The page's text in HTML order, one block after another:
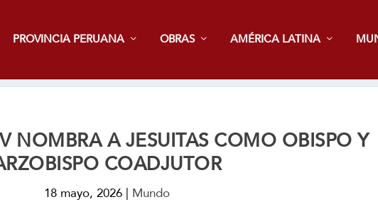
PROVINCIA PERUANA OBRAS AMÉRICA LATINA
NOMBRA A JESUITAS COMO OBISPO Y
COADJUTOR
18 mayo, 2026 | Mundo